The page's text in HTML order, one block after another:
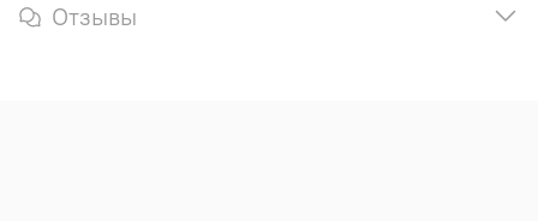
Отзывы